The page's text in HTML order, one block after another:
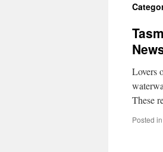
content
Lovers
These
Posted in